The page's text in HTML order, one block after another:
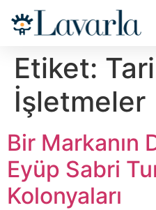
Etiket:
İşletmeler
Bir Markanın
Eyüp Sabri
Kolonyaları